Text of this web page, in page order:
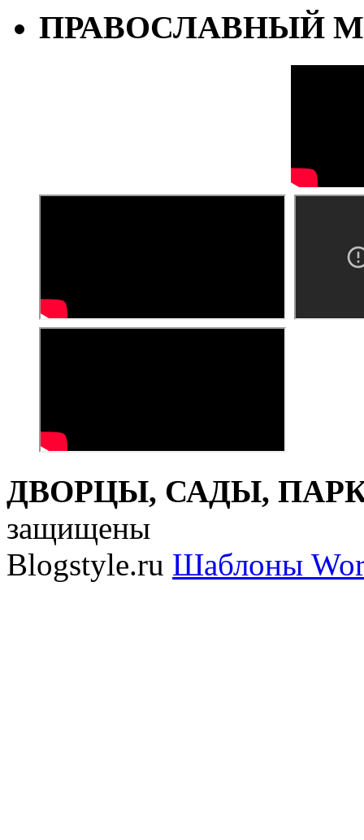
ПРАВОСЛАВНЫЙ
ДВОРЦЫ, САДЫ,
защищены
Blogstyle.ru Шаблоны